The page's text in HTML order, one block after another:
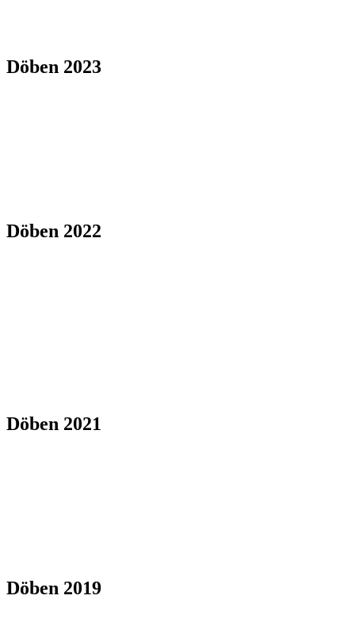
Döben 2023
Döben 2022
Döben 2021
Döben 2019